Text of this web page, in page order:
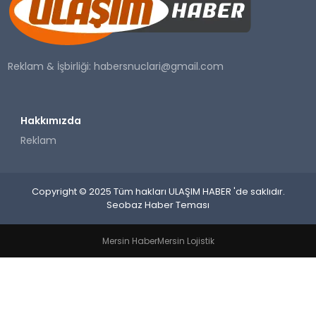
SAĞLIK
YAŞAM
Reklam & İşbirliği:habersnuclari@gmail.com
Hakkımızda
Reklam
Copyright © 2025 Tüm hakları ULAŞIM HABER 'de saklıdır.
Seobaz Haber Teması
Mersin HaberMersin Lojistik